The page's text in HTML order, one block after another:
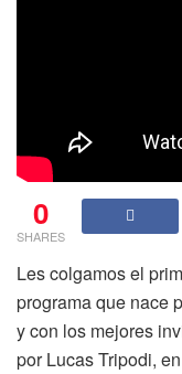
0
SHARES
Les colgamos el
programa que nace
y con los mejores
por Lucas Tripodi,